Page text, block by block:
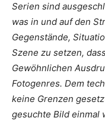
Serien sind
was in und auf den
Gegenstände,
Szene zu setzen,
Gewöhnlichen
Fotogenres. Dem
keine Grenzen
gesuchte Bild einmal